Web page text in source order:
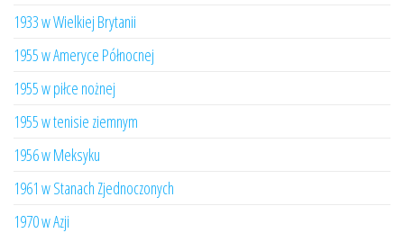
1933 w Wielkiej Brytanii
1955 w Ameryce Północnej
1955 w piłce nożnej
1955 w tenisie ziemnym
1956 w Meksyku
1961 w Stanach Zjednoczonych
1970 w Azji